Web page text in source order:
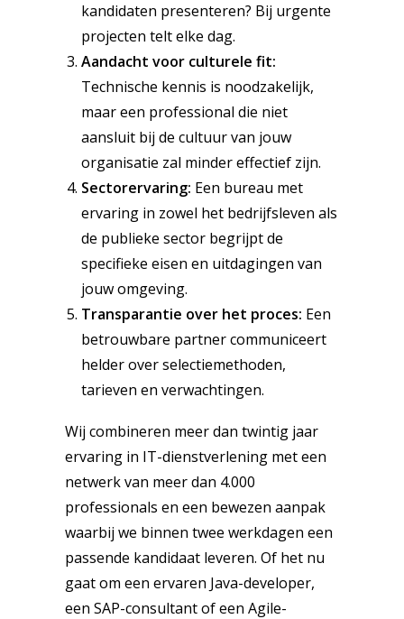
kandidaten presenteren? Bij urgente
projecten telt elke dag.
Aandacht voor culturele fit:
Technische kennis is noodzakelijk,
maar een professional die niet
aansluit bij de cultuur van jouw
organisatie zal minder effectief zijn.
Sectorervaring: Een bureau met
ervaring in zowel het bedrijfsleven als
de publieke sector begrijpt de
specifieke eisen en uitdagingen van
jouw omgeving.
Transparantie over het proces: Een
betrouwbare partner communiceert
helder over selectiemethoden,
tarieven en verwachtingen.
Wij combineren meer dan twintig jaar
ervaring in IT-dienstverlening met een
netwerk van meer dan 4.000
professionals en een bewezen aanpak
waarbij we binnen twee werkdagen een
passende kandidaat leveren. Of het nu
gaat om een ervaren Java-developer,
een SAP-consultant of een Agile-